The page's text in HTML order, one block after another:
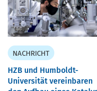
NACHRICHT
HZB und Humboldt-
Universität vereinbaren